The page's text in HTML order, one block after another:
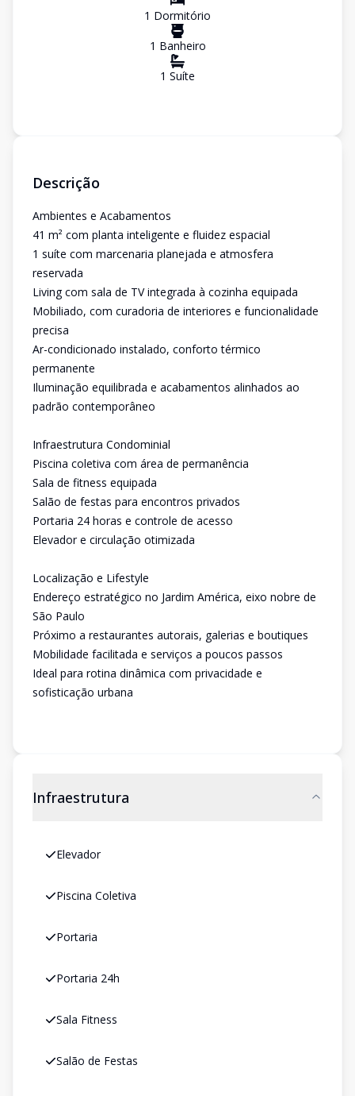
1 Dormitório
1 Banheiro
1 Suíte
Descrição
Ambientes e Acabamentos
41 m² com planta inteligente e fluidez espacial
1 suíte com marcenaria planejada e atmosfera
reservada
Living com sala de TV integrada à cozinha equipada
Mobiliado, com curadoria de interiores e funcionalidade
precisa
Ar-condicionado instalado, conforto térmico
permanente
Iluminação equilibrada e acabamentos alinhados ao
padrão contemporâneo
Infraestrutura Condominial
Piscina coletiva com área de permanência
Sala de fitness equipada
Salão de festas para encontros privados
Portaria 24 horas e controle de acesso
Elevador e circulação otimizada
Localização e Lifestyle
Endereço estratégico no Jardim América, eixo nobre de
São Paulo
Próximo a restaurantes autorais, galerias e boutiques
Mobilidade facilitada e serviços a poucos passos
Ideal para rotina dinâmica com privacidade e
sofisticação urbana
Infraestrutura
Elevador
Piscina Coletiva
Portaria
Portaria 24h
Sala Fitness
Salão de Festas